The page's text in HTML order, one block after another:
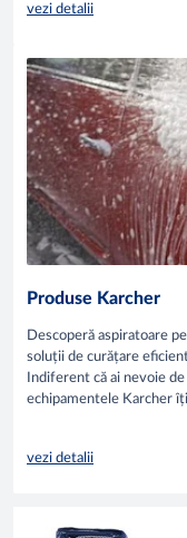
vezi detalii
Produse Karcher
Descoperă aspiratoare
soluții de curățare
Indiferent că ai nevoie
echipamentele Karcher
vezi detalii